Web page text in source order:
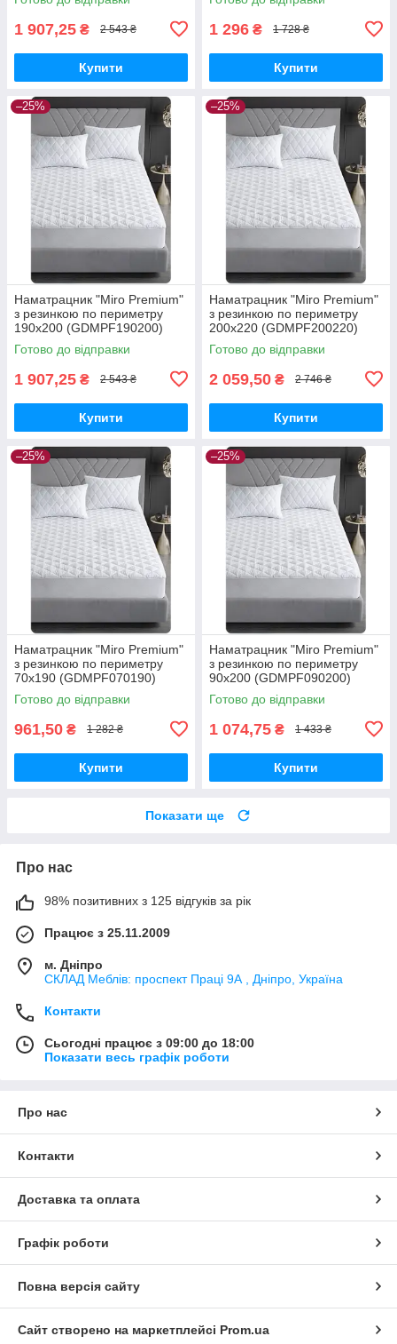
1 907,25 ₴ 2 543 ₴
Купити
1 296 ₴ 1 728 ₴
Купити
–25%
Наматрацник "Miro Premium"
з резинкою по периметру
190х200 (GDMPF190200)
Готово до відправки
1 907,25 ₴ 2 543 ₴
Купити
–25%
Наматрацник "Miro Premium"
з резинкою по периметру
200х220 (GDMPF200220)
Готово до відправки
2 059,50 ₴ 2 746 ₴
Купити
–25%
Наматрацник "Miro Premium"
з резинкою по периметру
70x190 (GDMPF070190)
Готово до відправки
961,50 ₴ 1 282 ₴
Купити
–25%
Наматрацник "Miro Premium"
з резинкою по периметру
90x200 (GDMPF090200)
Готово до відправки
1 074,75 ₴ 1 433 ₴
Купити
Показати ще
Про нас
98% позитивних з 125 відгуків за рік
Працює з 25.11.2009
м. Дніпро
СКЛАД Меблів: проспект Праці 9А , Дніпро, Україна
Контакти
Сьогодні працює з 09:00 до 18:00
Показати весь графік роботи
Про нас
Контакти
Доставка та оплата
Графік роботи
Повна версія сайту
Сайт створено на маркетплейсі Prom.ua